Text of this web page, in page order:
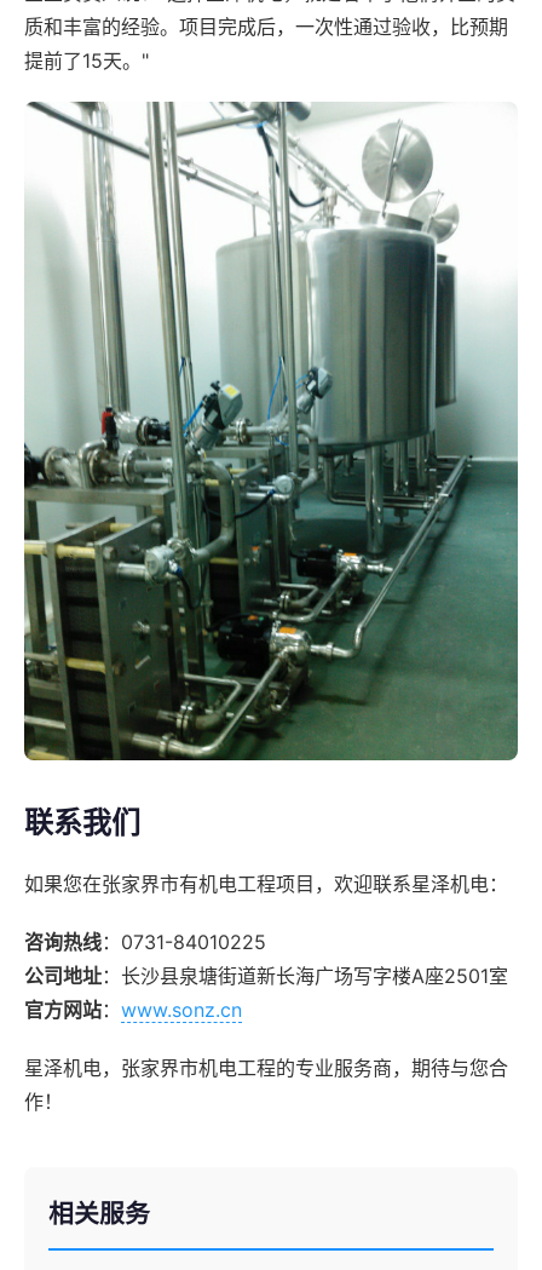
质和丰富的经验。项目完成后，一次性通过验收，比预期
提前了15天。"
联系我们
如果您在张家界市有机电工程项目，欢迎联系星泽机电：
咨询热线：0731-84010225
公司地址：长沙县泉塘街道新长海广场写字楼A座2501室
官方网站： www.sonz.cn
星泽机电，张家界市机电工程的专业服务商，期待与您合
作！
相关服务